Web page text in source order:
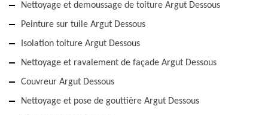
Nettoyage et demoussage de toiture Argut Dessous
Peinture sur tuile Argut Dessous
Isolation toiture Argut Dessous
Nettoyage et ravalement de façade Argut Dessous
Couvreur Argut Dessous
Nettoyage et pose de gouttière Argut Dessous